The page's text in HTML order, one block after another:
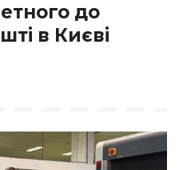
до
в Києві